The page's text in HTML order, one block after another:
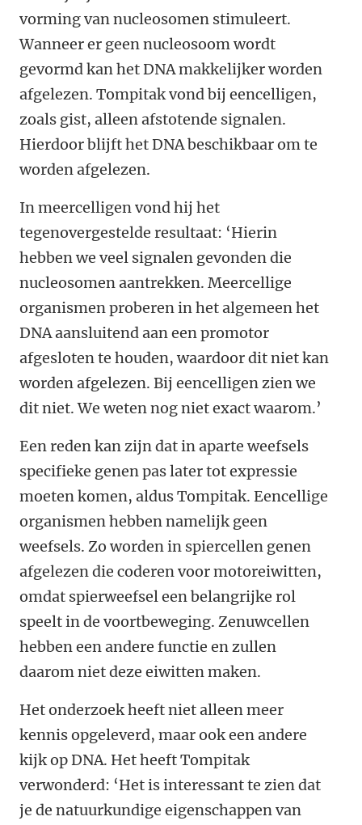
vorming van nucleosomen stimuleert.
Wanneer er geen nucleosoom wordt
gevormd kan het DNA makkelijker worden
afgelezen. Tompitak vond bij eencelligen,
zoals gist, alleen afstotende signalen.
Hierdoor blijft het DNA beschikbaar om te
worden afgelezen.
In meercelligen vond hij het
tegenovergestelde resultaat: ‘Hierin
hebben we veel signalen gevonden die
nucleosomen aantrekken. Meercellige
organismen proberen in het algemeen het
DNA aansluitend aan een promotor
afgesloten te houden, waardoor dit niet kan
worden afgelezen. Bij eencelligen zien we
dit niet. We weten nog niet exact waarom.’
Een reden kan zijn dat in aparte weefsels
specifieke genen pas later tot expressie
moeten komen, aldus Tompitak. Eencellige
organismen hebben namelijk geen
weefsels. Zo worden in spiercellen genen
afgelezen die coderen voor motoreiwitten,
omdat spierweefsel een belangrijke rol
speelt in de voortbeweging. Zenuwcellen
hebben een andere functie en zullen
daarom niet deze eiwitten maken.
Het onderzoek heeft niet alleen meer
kennis opgeleverd, maar ook een andere
kijk op DNA. Het heeft Tompitak
verwonderd: ‘Het is interessant te zien dat
je de natuurkundige eigenschappen van